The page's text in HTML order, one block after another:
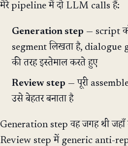
मेरे pipeline में दो LLM calls हैं:
Generation step — script
segment लिखता है, dialogue
की तरह इस्तेमाल करते हुए
Review step — पूरी
उसे बेहतर बनाता है
Generation step वह जगह थी जहाँ
Review step में generic anti-